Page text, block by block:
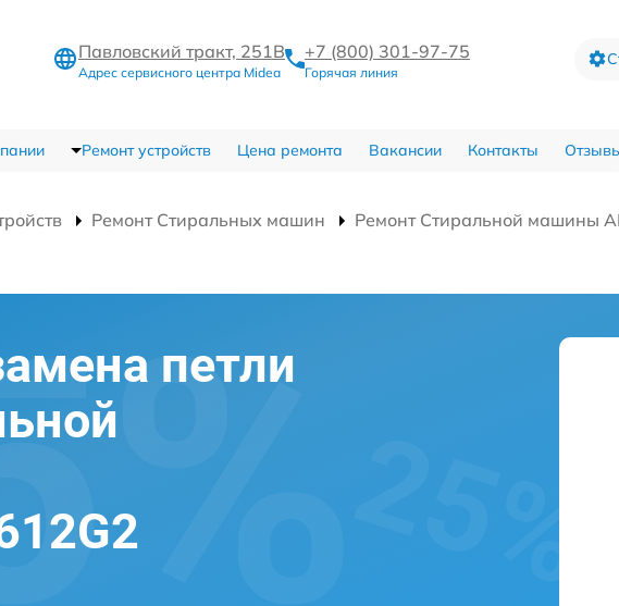
Павловский тракт, 251В
Адрес сервисного центра Midea
+7 (800) 301-97-75
Горячая линия
Ремонт устройств Цена ремонта Вакансии Контакты
Ремонт Стиральных машин
Ремонт Стиральной машины
петли